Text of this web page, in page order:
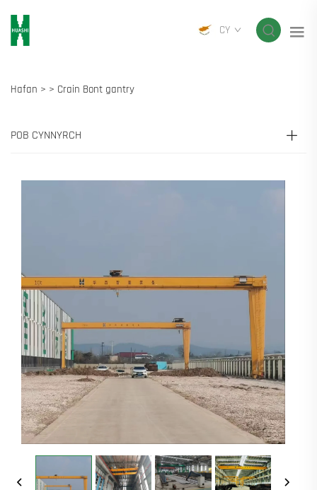
CY
Hafan > > Crain Bont gantry
POB CYNNYRCH